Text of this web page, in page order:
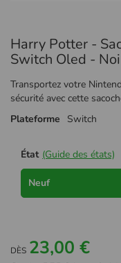
au
début
la
Galerie
Harry Potter -
Switch Oled -
Transportez votre
sécurité avec cette
Plateforme
Switch
État (Guide des états)
Neuf
DÈS 23,00 €